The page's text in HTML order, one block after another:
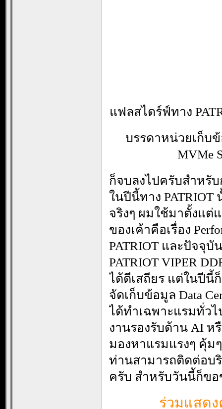
แฟลสไดร์ฟ์ทาง
บรรดาหน่วยเก็บข้
MVMe
ก็จบลงไปครับสำหรับ
ในปีนี้ทาง
จริงๆ ผมใช้มาตั้งแต่
ของเค้าคือเรื่อง
PATRIOT และปัจจุ
PATRIOT VIPER
ได้ดีเสถียร แต่ในปี
จัดเก็บข้อมูล Data
ได้ทำเฉพาะแรมทั่วไ
งานรองรับด้าน AI ห
มองหาแรมแรงๆ คุ้ม
ท่านสามารถติดต่อบ
ครับ สำหรับวันนี้ก็ข
ร่วมแสด